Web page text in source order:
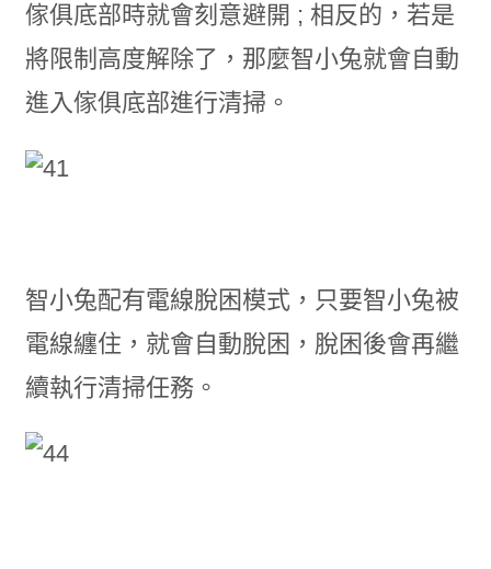
傢俱底部時就會刻意避開 ; 相反的，若是
將限制高度解除了，那麼智小兔就會自動
進入傢俱底部進行清掃。
智小兔配有電線脫困模式，只要智小兔被
電線纏住，就會自動脫困，脫困後會再繼
續執行清掃任務。